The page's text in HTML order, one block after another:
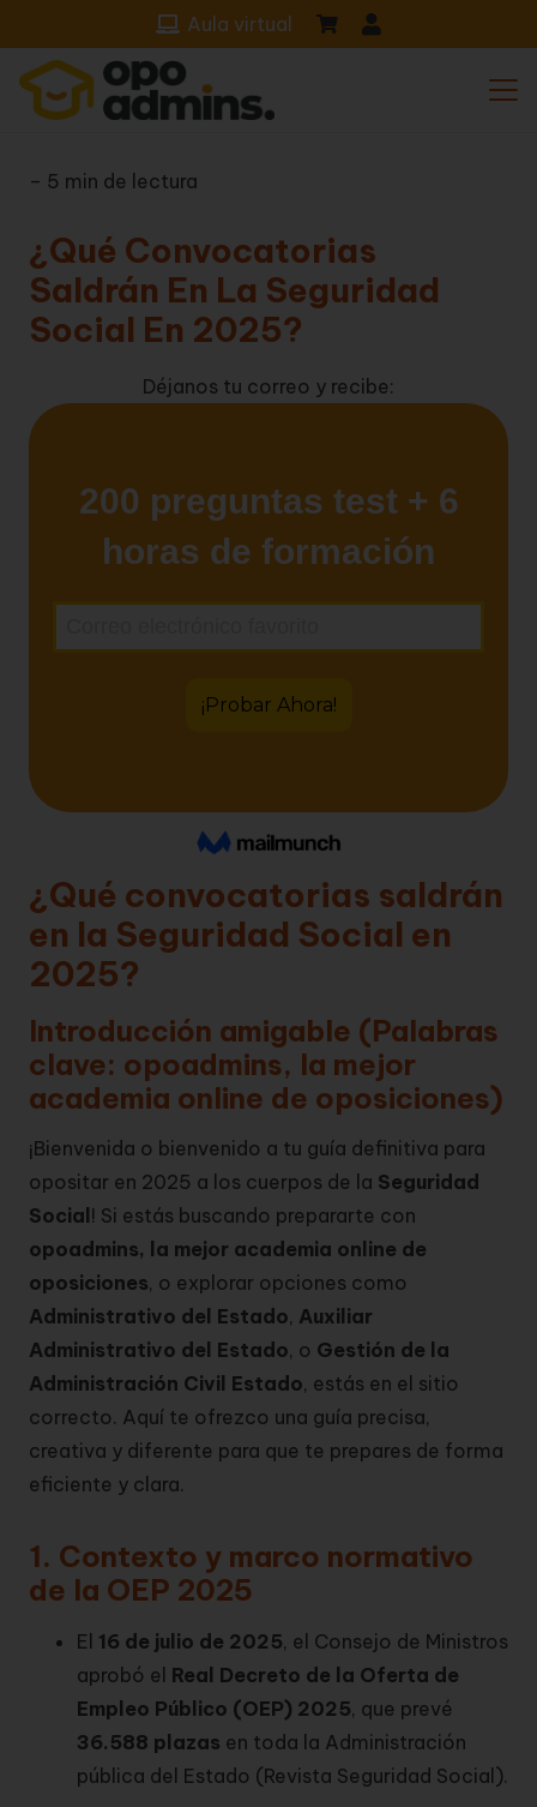
Aula virtual
– 5 min de lectura
¿Qué Convocatorias
Saldrán En La Seguridad
Social En 2025?
Déjanos tu correo y recibe:
¿Qué convocatorias saldrán
en la Seguridad Social en
2025?
Introducción amigable (Palabras
clave: opoadmins, la mejor
academia online de oposiciones)
¡Bienvenida o bienvenido a tu guía definitiva para
opositar en 2025 a los cuerpos de la Seguridad
Social ! Si estás buscando prepararte con
opoadmins, la mejor academia online de
oposiciones, o explorar opciones como
Administrativo del Estado, Auxiliar
Administrativo del Estado, o Gestión de la
Administración Civil Estado, estás en el sitio
correcto. Aquí te ofrezco una guía precisa,
creativa y diferente para que te prepares de forma
eficiente y clara.
1. Contexto y marco normativo
de la OEP 2025
El 16 de julio de 2025, el Consejo de Ministros
aprobó el Real Decreto de la Oferta de
Empleo Público (OEP) 2025, que prevé
36.588 plazas en toda la Administración
pública del Estado (Revista Seguridad Social).